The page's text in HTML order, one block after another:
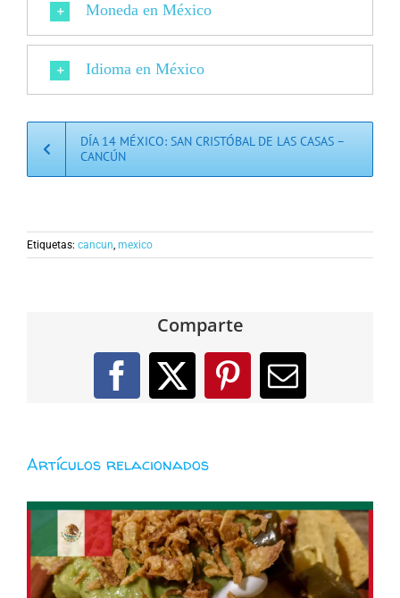
Moneda en México
Idioma en México
DÍA 14 MÉXICO: SAN CRISTÓBAL DE LAS CASAS –
CANCÚN
Etiquetas: cancun, mexico
Comparte
Facebook
X PinterestCorreo
Artículos relacionados